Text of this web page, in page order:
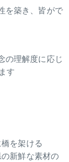
を築き、皆がで
の理解度に応じ
す
を架ける
新鮮な素材の